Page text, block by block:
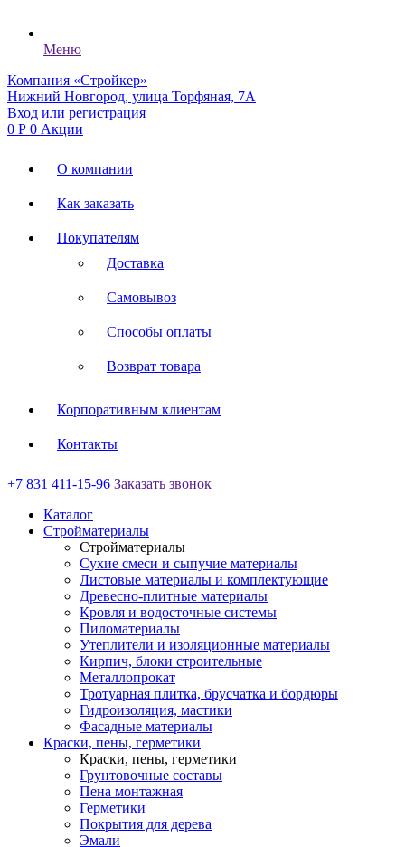
Меню
Компания «Стройкер»
Нижний Новгород, улица Торфяная, 7А
Вход или регистрация
0 Р 0 Акции
О компании
Как заказать
Покупателям
Доставка
Самовывоз
Способы оплаты
Возврат товара
Корпоративным клиентам
Контакты
+7 831 411-15-96 Заказать звонок
Каталог
Стройматериалы
Стройматериалы
Сухие смеси и сыпучие материалы
Листовые материалы и комплектующие
Древесно-плитные материалы
Кровля и водосточные системы
Пиломатериалы
Утеплители и изоляционные материалы
Кирпич, блоки строительные
Металлопрокат
Тротуарная плитка, брусчатка и бордюры
Гидроизоляция, мастики
Фасадные материалы
Краски, пены, герметики
Краски, пены, герметики
Грунтовочные составы
Пена монтажная
Герметики
Покрытия для дерева
Эмали